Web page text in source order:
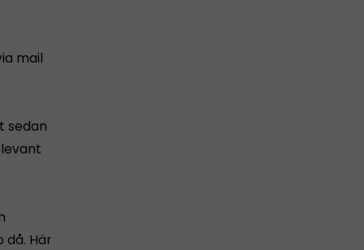
mail
sedan
då. Här